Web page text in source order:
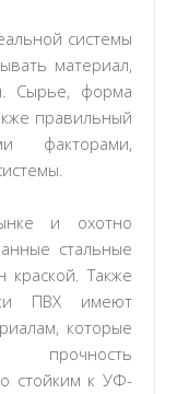
системы
материал,
Сырье, форма
правильный
факторами,
и охотно
стальные
Также
ПВХ имеют
которые
прочность
стойким к УФ-